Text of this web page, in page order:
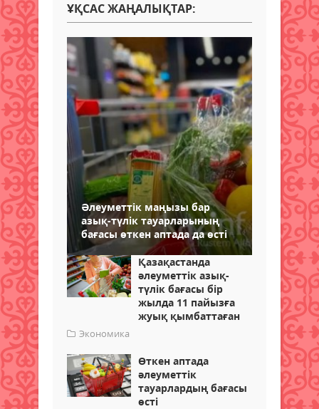
ҰҚСАС ЖАҢАЛЫҚТАР:
Әлеуметтік маңызы бар
азық-түлік тауарларының
бағасы өткен аптада да өсті
Қазақастанда
әлеуметтік азық-
түлік бағасы бір
жылда 11 пайызға
жуық қымбаттаған
Экономика
Өткен аптада
әлеуметтік
тауарлардың бағасы
өсті